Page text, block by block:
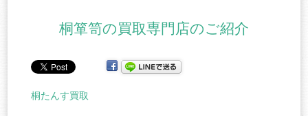
桐箪笥の買取専門店のご紹介
桐たんす買取